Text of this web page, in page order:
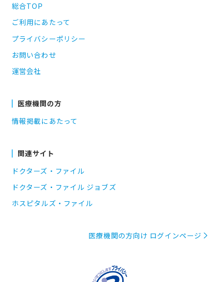
総合TOP
ご利用にあたって
プライバシーポリシー
お問い合わせ
運営会社
医療機関の方
情報掲載にあたって
関連サイト
ドクターズ・ファイル
ドクターズ・ファイル ジョブズ
ホスピタルズ・ファイル
医療機関の方向け ログインページ